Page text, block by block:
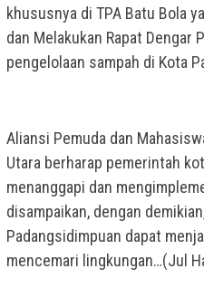
khususnya di TPA Batu Bola
dan Melakukan Rapat Dengar
pengelolaan sampah di Kota
Aliansi Pemuda dan
Utara berharap pemerintah
menanggapi dan
disampaikan, dengan
Padangsidimpuan dapat
mencemari lingkungan…(Jul